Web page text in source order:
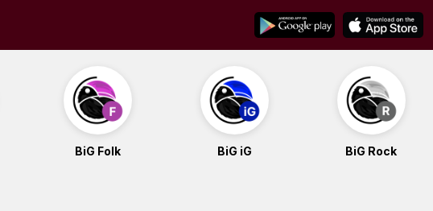
BiG Folk BiG iG BiG Rock